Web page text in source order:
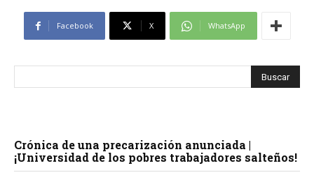
Facebook X WhatsApp
Crónica de una precarización anunciada |
¡Universidad de los pobres trabajadores salteños!